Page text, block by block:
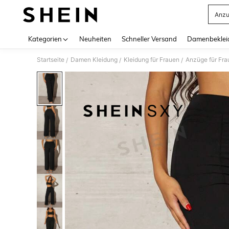
Kategorien Neuheiten Schneller Versand
Startseite / Damen Kleidung / Kleidung für Frauen / Anzüge für